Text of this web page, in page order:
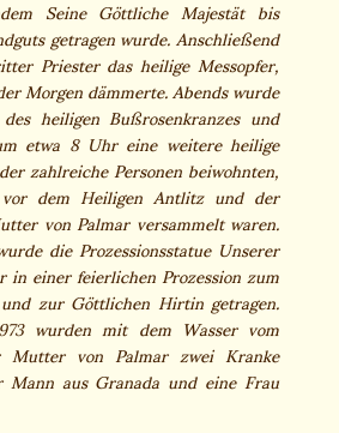
Seine Göttliche Majestät bis
getragen wurde. Anschließend
Priester das heilige Messopfer,
Morgen dämmerte. Abends wurde
heiligen Bußrosenkranzes und
etwa 8 Uhr eine weitere heilige
zahlreiche Personen beiwohnten,
dem Heiligen Antlitz und der
von Palmar versammelt waren.
die Prozessionsstatue Unserer
einer feierlichen Prozession zum
zur Göttlichen Hirtin getragen.
wurden mit dem Wasser vom
Mutter von Palmar zwei Kranke
aus Granada und eine Frau